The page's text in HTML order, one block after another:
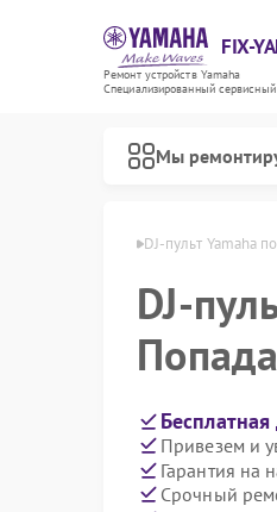
FIX-
Ремонт устройств Yamaha
Специализированный cервисный
Мы
DJ-пульт Yamaha
DJ-
Привезем и
Гарантия на
Срочный